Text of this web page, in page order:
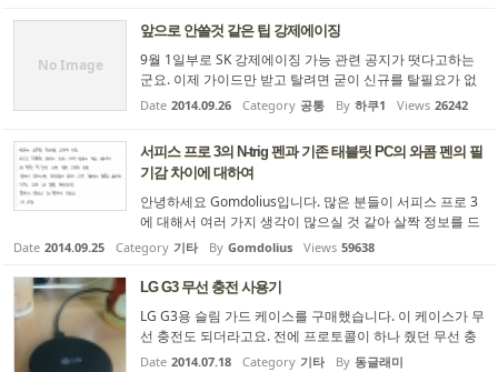
않기 때문이죠. 그래서 이 움직일 수 없는 파일을 어떻게든
없애야 합니다. 2. 해결 방법 이 문제는 몇 단계를 거쳐서 해
결해야 합니다. 가급적 첫 부팅에서 무언가를 세팅하기 전
에 곧바로 이렇게 하는 것이 좋습니다. (1) 최대 절전 모드...
No Image
앞으로 안쓸것 같은 팁 강제에이징
9월 1일부로 SK 강제에이징 가능 관련 공지가 떳다고하는
군요. 이제 가이드만 받고 탈려면 굳이 신규를 탈필요가 없
어지니 앞으로 4일간만 쓸만한 팁입니다.. 스피의 고수분들
은 이미 다 알고계시겠지만 막차타려는 초보분들을 위해 글
중(SK->KT 번이) 2. SK 신규가입 3. 신규가입한 SK회선 전
화번호를 현재 KT 이용중인 번호(SK 원번호)로 변경이 목적
명칭 정리 A: 현재 사용중인 KT 회선번호(SK 원 배정번호) -
91XX B: KT 변경번호 C: SK 신...
Date 2014.09.26 Category 공통 By 하쿠1 Views 26242
서피스 프로 3의 N-trig 펜과 기존 태블릿 PC의 와콤 펜의 필
기감 차이에 대하여
안녕하세요 Gomdolius입니다. 많은 분들이 서피스 프로 3
에 대해서 여러 가지 생각이 많으실 것 같아 살짝 정보를 드
리려 합니다. 미리 말씀드리지만, 저는 2008년부터 윈도우
기반 태블릿 PC를 꾸준히 써왔고, 제 손을 거쳐간 윈도우 태
블릿 PC만 세대쯤 됩니다. (HP TX2015AU, LENOVO X201
T 2985A21, ASUS VIVOTAB NOTE 8) 그 중 저에게 최상의
필기감을 준 것은 역시 비싼 만큼 X201T였습니다만..어쩄
든. 여튼 그러므로 여기서 드리는 정보는 말그대로 7년 동안
의 태블릿 필기 경력(?)에서 나오는 것이니 조금은 믿으셔도
Date 2014.09.25 Category 기타 By Gomdolius Views 59638
LG G3 무선 충전 사용기
LG G3용 슬림 가드 케이스를 구매했습니다. 이 케이스가 무
선 충전도 되더라고요. 전에 프로토콜이 하나 줬던 무선 충
전기가 생각나서 사용해봤습니다. 위치를 잘 잡아야 한다는
Date 2014.07.18 Category 기타 By 동글래미